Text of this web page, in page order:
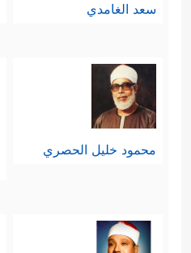
سعد الغامدي
محمود خليل الحصري